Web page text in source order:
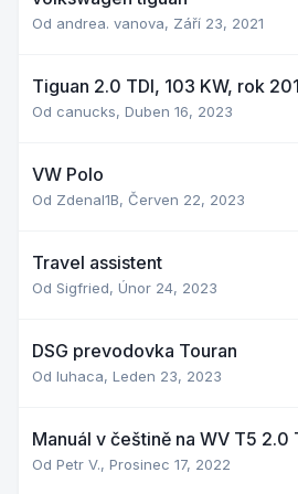
Od andrea. vanova, Září 23, 2021
Tiguan 2.0 TDI, 103 KW, rok
Od canucks, Duben 16, 2023
VW Polo
Od Zdenal1B, Červen 22, 2023
Travel assistent
Od Sigfried, Únor 24, 2023
DSG prevodovka Touran
Od luhaca, Leden 23, 2023
Manuál v češtině na WV T5 2.0
Od Petr V., Prosinec 17, 2022